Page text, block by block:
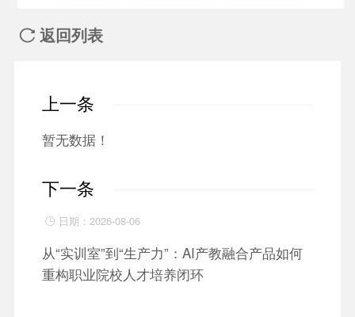
 返回列表
上一条
暂无数据！
下一条
 日期：2026-08-06
从“实训室”到“生产力”：AI产教融合产品如何
重构职业院校人才培养闭环